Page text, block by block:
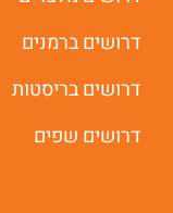
דרושים ברמנים
דרושים בריסטות
דרושים שפים